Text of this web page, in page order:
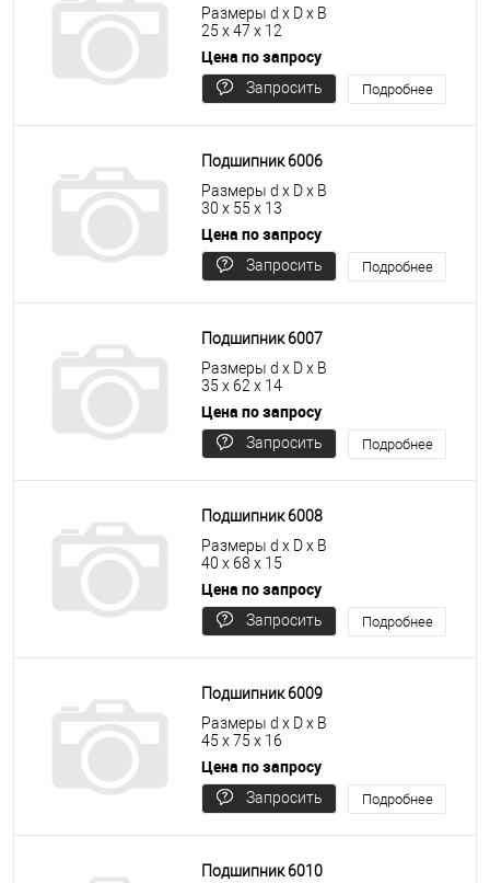
Размеры d x D x B
25 x 47 x 12
Цена по запросу
Запросить
Подробнее
Подшипник 6006
Размеры d x D x B
30 x 55 x 13
Цена по запросу
Запросить
Подробнее
Подшипник 6007
Размеры d x D x B
35 x 62 x 14
Цена по запросу
Запросить
Подробнее
Подшипник 6008
Размеры d x D x B
40 x 68 x 15
Цена по запросу
Запросить
Подробнее
Подшипник 6009
Размеры d x D x B
45 x 75 x 16
Цена по запросу
Запросить
Подробнее
Подшипник 6010